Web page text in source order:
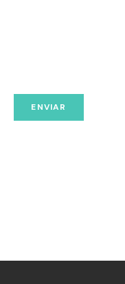
ENVIAR